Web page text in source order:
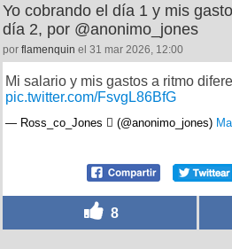
Yo cobrando el día 1 y mis
día 2, por @anonimo_jones
por flamenquin el 31 mar 2026, 12:00
Mi salario y mis gastos a ritmo
pic.twitter.com/FsvgL86BfG
— Ross_co_Jones  (@anonimo_jones)
8